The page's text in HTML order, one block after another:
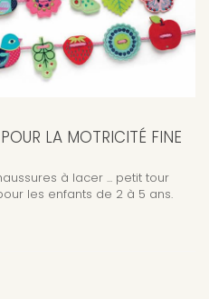
LA MOTRICITÉ FINE
à lacer ... petit tour
les enfants de 2 à 5 ans.